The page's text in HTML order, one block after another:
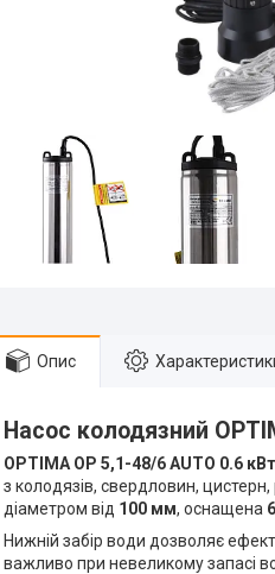
Опис
Насос колодязний
OPTIMA OP 5,1-48/6 AUTO 0.6 кВт
з колодязів, свердловин,
діаметром від 100 мм, оснащена
Нижній забір води дозволяє
важливо при невеликому запасі